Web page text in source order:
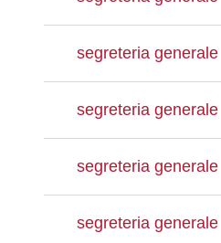
segreteria generale
segreteria generale
segreteria generale
segreteria generale